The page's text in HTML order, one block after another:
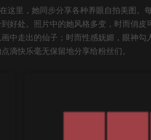
这里，她同步分享各种养眼自拍美图。
好处。照片中的她风格多变，时而俏皮
中走出的仙子；时而性感妩媚，眼神勾
滴快乐毫无保留地分享给粉丝们。